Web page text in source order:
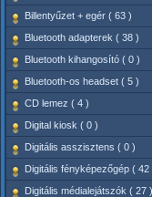
Billentyűzet + egér ( 63 )
Bluetooth adapterek ( 38 )
Bluetooth kihangosító ( 0 )
Bluetooth-os headset ( 5 )
CD lemez ( 4 )
Digital kiosk ( 0 )
Digitális asszisztens ( 0 )
Digitális fényképezőgép ( 42
Digitális médialejátszók ( 27 )